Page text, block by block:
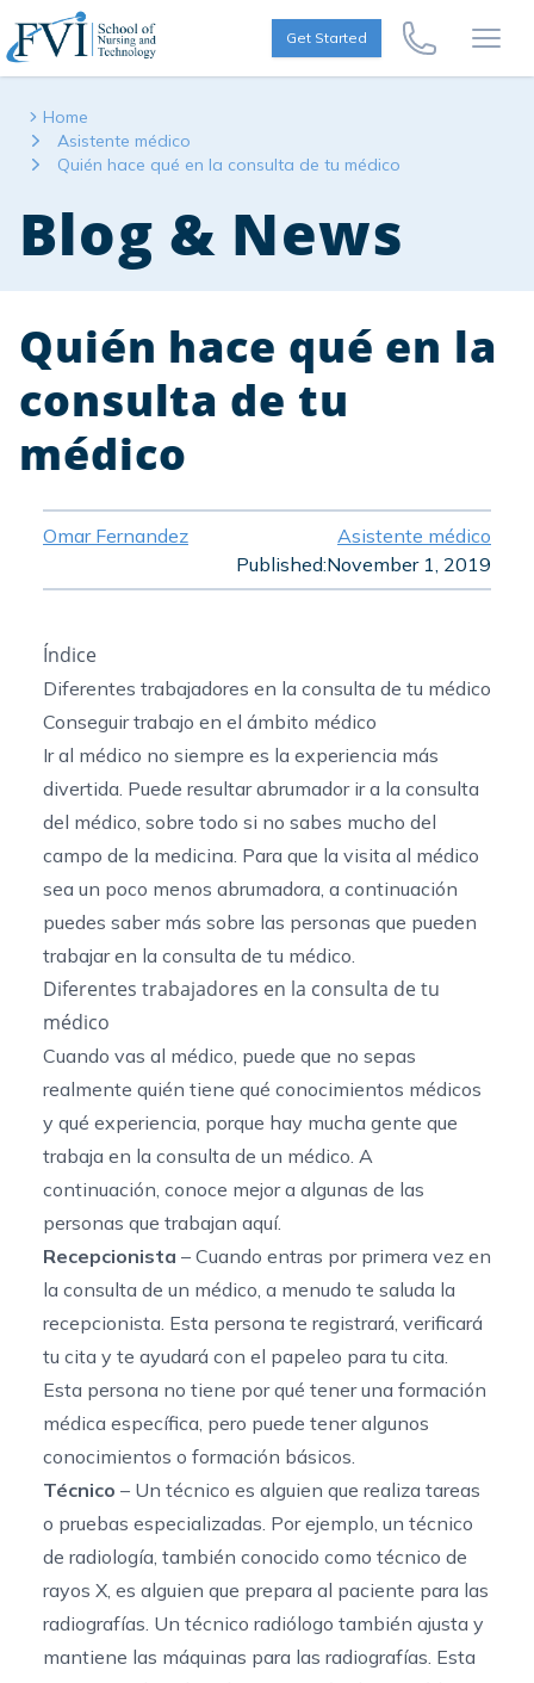
Skip to content
FVI School of Nursing
Get Started
Call Us Now
Home
Asistente médico
Quién hace qué en la consulta de tu médico
Blog & News
Quién hace qué en la
consulta de tu
médico
Omar Fernandez
Asistente médico
Published:November 1, 2019
Índice
Diferentes trabajadores en la consulta de tu médico
Conseguir trabajo en el ámbito médico
Ir al médico no siempre es la experiencia más
divertida. Puede resultar abrumador ir a la consulta
del médico, sobre todo si no sabes mucho del
campo de la medicina. Para que la visita al médico
sea un poco menos abrumadora, a continuación
puedes saber más sobre las personas que pueden
trabajar en la consulta de tu médico.
Diferentes trabajadores en la consulta de tu
médico
Cuando vas al médico, puede que no sepas
realmente quién tiene qué conocimientos médicos
y qué experiencia, porque hay mucha gente que
trabaja en la consulta de un médico. A
continuación, conoce mejor a algunas de las
personas que trabajan aquí.
Recepcionista – Cuando entras por primera vez en
la consulta de un médico, a menudo te saluda la
recepcionista. Esta persona te registrará, verificará
tu cita y te ayudará con el papeleo para tu cita.
Esta persona no tiene por qué tener una formación
médica específica, pero puede tener algunos
conocimientos o formación básicos.
Técnico – Un técnico es alguien que realiza tareas
o pruebas especializadas. Por ejemplo, un técnico
de radiología, también conocido como técnico de
rayos X, es alguien que prepara al paciente para las
radiografías. Un técnico radiólogo también ajusta y
mantiene las máquinas para las radiografías. Esta